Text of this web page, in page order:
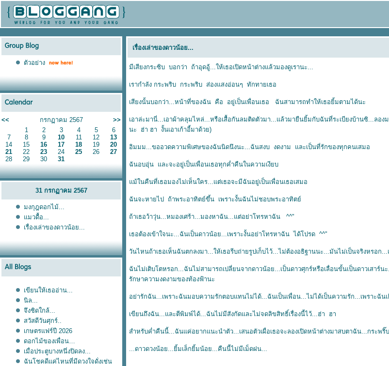
ตัวอย่าง
<< กรกฏาคม 2567
>>
1
2 3 4 5
6
7
8 9 10 11 12
13
14
15 16 17 18 19
20
21
22 23 24 25 26
27
28
29 30 31
31 กรกฏาคม 2567
มงกุฎดอกไม้...
มวดื้อ...
เรื่องเล่าของดาวน้อย...
เขียนให้เธออ่าน...
นิล...
จึงชิดใกล้...
สวัสดีวันศุกร์..
เกษตรแฟร์ปี 2026
ดอกไม้ของเพื่อน
เมื่อประตูบางหนึ่งปิดลง...
ฉันโชคดีแค่ไหนที่มีดวงใจดั่งเช่น
เรื่องเล่าของดาวน้อย...
มีเสียงกระซิบ บอกว่า ถ้าอุดอู้...ให้เธอเปิดหน้าต่างแล้วมองดูเรานะ...
เรากำลัง กระพริบ กระพริบ ส่องแสงอ่อนๆ ทักทายเธอ
เสียงนั้นบอกว่า...หน้าที่ของฉัน คือ อยู่เป็นเพื่อนเธอ ฉันสามารถทำให้เธอยิ้มตามได้นะ
เอาล่ะมานี่...เอาผ้าคลุมไหล่...หรือเสื้อกันลมติดตัวมา...แล้วมายืนยิ้มกับฉันที่ระเบียงบ้านซิ...ลอ
นะ ฮ่า ฮา งั้นเอาเก้าอี้มาด้วย)
อิมมม...ขออวดความพิเศษของฉันนิดนึงนะ...ฉันสงบ งดงาม และเป็นที่รักของทุกคนเสมอ
ฉันอบอุ่น และจะอยู่เป็นเพื่อนเธอทุกค่ำคืนในความเงียบ
ม้ในคืนที่เธอมองไม่เห็นใคร...แต่เธอจะมีฉันอยู่เป็นเพื่อนเธอเสมอ
ฉันจะหายไป ถ้าพระอาทิตย์ขึ้น เพราะงั้นฉันไม่ชอบพระอาทิตย์
ถ้าเธอว้าวุ่น...หมองเศร้า...มองหาฉัน...แต่อย่าโทรหาฉัน ^^"
เธอต้องเข้าใจนะ...ฉันเป็นดาวน้อย...เพราะงั้นอย่าโทรหาฉัน ได้โปรด ^^"
วันไหนถ้าเธอเห็นฉันตกลงมา...ให้เธอรีบถ่ายรูปเก็บไว้...ไม่ต้องอธิฐานนะ...มันไม่เป็นจริงหรอก
ฉันไม่เติบโตหรอก...ฉันไม่สามารถเปลี่ยนจากดาวน้อย...เป็นดาวศุกร์หรือเลื่อนขั้นเป็นดาวเสาร์
รักษาความงดงามของท้องฟ้านะ
อย่ารักฉัน...เพราะฉันมอบความรักตอบแทนไม่ได้...ฉันเป็นเพื่อน...ไม่ได้เป็นความรัก...เพราะฉัน
เขียนถึงฉัน...และตีพิมพ์ได้...ฉันไม่มีสังกัดและไม่จดลิขสิทธิ์เรื่องนี้ไว้...ฮ่า ฮา
สำหรับค่ำคืนนี้...ฉันแค่อยากแนะนำตัว...เสนอตัวเผื่อเธอจะลองเปิดหน้าต่างมาสบตาฉัน...กระพ
...ดาวดวงน้อย...ยิ้มเล็กยิ้มน้อย...คืนนี้ไม่มีเม็ดฝน...